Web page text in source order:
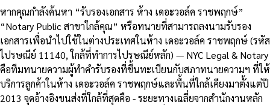
หากคุณกำลังค้นหา “รับรองเอกสาร ห้าง เดอะวอล์ค ราชพฤกษ์”
“Notary Public สาขาใกล้คุณ” หรือทนายที่สามารถลงนามรับรอง
เอกสารเพื่อนำไปใช้ในต่างประเทศในห้าง เดอะวอล์ค ราชพฤกษ์ (รหัส
ไปรษณีย์ 11140, ใกล้ที่ทำการไปรษณีย์หลัก) — NYC Legal & Notary
คือทีมทนายความผู้ทำคำรับรองที่ขึ้นทะเบียนกับสภาทนายความฯ ที่ให้
บริการลูกค้าในห้าง เดอะวอล์ค ราชพฤกษ์และพื้นที่ใกล้เคียงมาตั้งแต่ปี
2013 จุดอ้างอิงขนส่งที่ใกล้ที่สุดคือ - ระยะทางเฉลี่ยจากสำนักงานหลัก